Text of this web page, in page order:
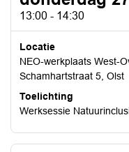
13:00 - 14:30
Locatie
NEO-werkplaats West-
Schamhartstraat 5, Olst
Toelichting
Werksessie